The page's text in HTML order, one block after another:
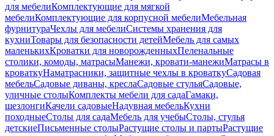
для мебелиКомплектующие для мягкой
мебелиКомплектующие для корпусной мебелиМебельная
фурнитураЧехлы для мебелиСистемы хранения для
кухниТовары для безопасности детейМебель для самых
маленькихКроватки для новорожденныхПеленальные
столики, комоды, матрасыМанежи, кровати-манежиМатрасы в
кроваткуНаматрасники, защитные чехлы в кроваткуСадовая
мебельСадовые диваны, креслаСадовые стульяСадовые,
уличные столыКомплекты мебели для садаГамаки,
шезлонгиКачели садовыеНадувная мебельКухни
походныеСтолы для садаМебель для учебыСтолы, стулья
детскиеПисьменные столыРастущие столы и партыРастущие